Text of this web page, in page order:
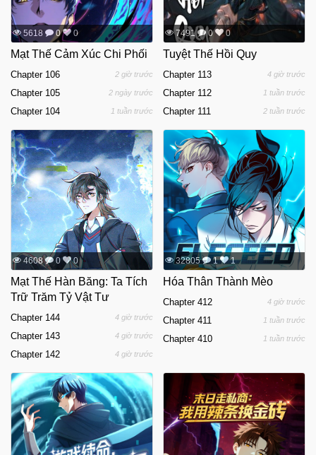
5618 0 0
Mạt Thế Cảm Xúc Chi Phối
Chapter 106 2 giờ trước
Chapter 105 2 ngày trước
Chapter 104 1 tuần trước
7491 0 0
Tuyệt Thế Hồi Quy
Chapter 113 4 giờ trước
Chapter 112 1 tuần trước
Chapter 111 2 tuần trước
4608 0 0
Mạt Thế Hàn Băng: Ta Tích
Trữ Trăm Tỷ Vật Tư
Chapter 144 4 giờ trước
Chapter 143 4 giờ trước
Chapter 142 4 giờ trước
32805 1 1
Hóa Thân Thành Mèo
Chapter 412 4 giờ trước
Chapter 411 1 tuần trước
Chapter 410 1 tuần trước